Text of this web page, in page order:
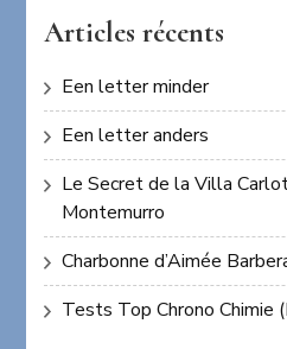
Articles récents
Een letter minder
Een letter anders
Le Secret de la Villa
Montemurro
Charbonne d’Aimée
Tests Top Chrono Chimie